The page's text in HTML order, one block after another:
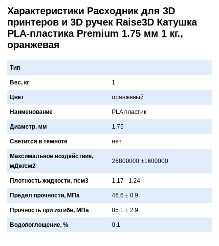
Характеристики Расходник для 3D
принтеров и 3D ручек Raise3D Катушка
PLA-пластика Premium 1.75 мм 1 кг.,
оранжевая
Тип
Вес, кг 1
Цвет орaнжевый
Наименование PLA плaстик
Диаметр, мм 1.75
Светится в темноте нет
Максимальное воздействие,
мДж/см2
26800000 ±1600000
Плотность жидкости, г/см3 1.17 - 1.24
Предел прочности, МПа 46.6 ± 0.9
Прочность при изгибе, МПа 85.1 ± 2.9
Водопоглощение, % 0.1